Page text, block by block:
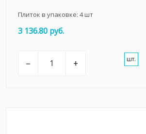
Плиток в упаковке: 4шт
3 136.80 руб.
– + шт.